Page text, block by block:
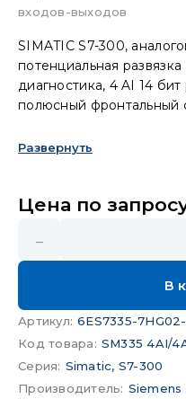
входов-выходов
SIMATIC S7-300,
потенциальная
диагностика, 4 AI 14
полюсный фронтальный
Развернуть
Цена по
-
В
Артикул: 6ES7335-
Код товара: SM335 4AI/
Серия: Simatic, S7-300
Производитель: Siemens